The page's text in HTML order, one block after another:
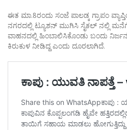
ಈತ ಮಾ.8ರಂದು ಸಂಜೆ ಪಾಲಡ್ಕ ಗ್ರಾಪಂ
ನಗರದಲ್ಲಿ ಟ್ಯೂಶನ್ ಮುಗಿಸಿ ಸೈಕಲ್‌ ನಲ್ಲಿ ಮನೆಗೆ
ವಾಹನದಲ್ಲಿ ಹಿಂಬಾಲಿಸಿಕೊಂಡು ಬಂದು ನಿರ್ಜನ
ಕಿರುಕುಳ ನೀಡಿದ್ದ ಎಂದು ದೂರಲಾಗಿದೆ.